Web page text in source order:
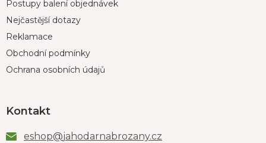
Postupy balení objednávek
Nejčastější dotazy
Reklamace
Obchodní podmínky
Ochrana osobních údajů
Kontakt
eshop@jahodarnabrozany.cz